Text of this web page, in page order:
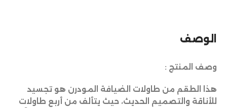
الوصف
وصف المنتج :
هذا الطقم من طاولات الضيافة المودرن هو تجسيد
للأناقة والتصميم الحديث، حيث يتألف من أربع طاولات